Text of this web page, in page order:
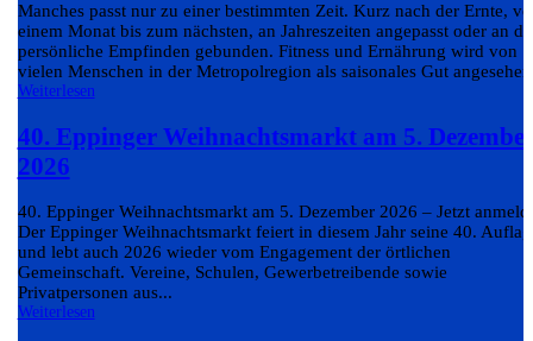
Manches passt nur zu einer bestimmten Zeit. Kurz nach der Ernte,
einem Monat bis zum nächsten, an Jahreszeiten angepasst oder an
persönliche Empfinden gebunden. Fitness und Ernährung wird von
vielen Menschen in der Metropolregion als saisonales Gut
Weiterlesen
40. Eppinger Weihnachtsmarkt am 5.
2026
40. Eppinger Weihnachtsmarkt am 5. Dezember 2026 – Jetzt
Der Eppinger Weihnachtsmarkt feiert in diesem Jahr seine 40.
und lebt auch 2026 wieder vom Engagement der örtlichen
Gemeinschaft. Vereine, Schulen, Gewerbetreibende sowie
Privatpersonen aus...
Weiterlesen